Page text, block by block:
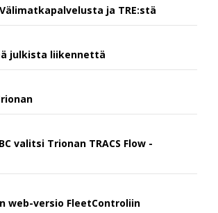
ja TRE:stä
julkista liikennettä
valitsi Trionan TRACS Flow -
web-versio FleetControliin